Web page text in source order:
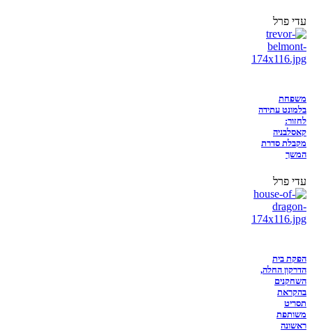
עדי פרל
משפחת
בלמונט עתידה
לחזור:
קאסלבניה
מקבלת סדרת
המשך
עדי פרל
הפקת בית
הדרקון החלה,
השחקנים
בהקראת
תסריט
משותפת
ראשונה